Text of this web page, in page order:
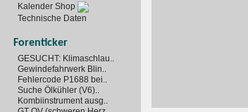
Kalender Shop
Technische Daten
Forenticker
GESUCHT: Klimaschlau..
Gewindefahrwerk Blin..
Fehlercode P1688 bei..
Suche Ölkühler (V6)..
Kombiinstrument ausg..